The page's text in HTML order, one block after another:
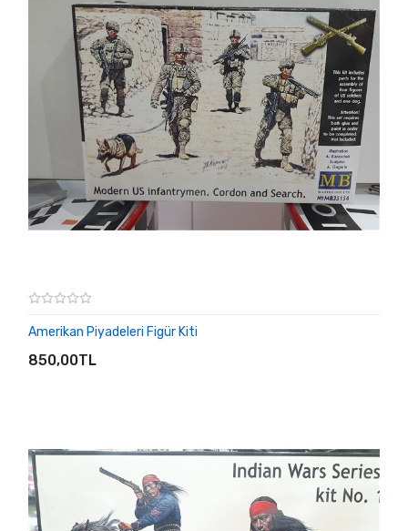
Amerikan Piyadeleri Figür Kiti
850,00TL
SEPETE EKLE